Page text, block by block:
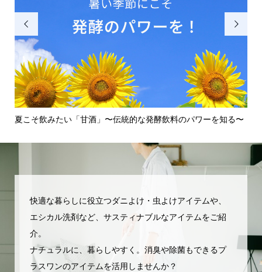

夏こそ飲みたい「甘酒」〜伝統的な発酵飲料のパワーを知る〜

快適な暮らしに役立つダニよけ・虫よけアイテムや、
エシカル洗剤など、サスティナブルなアイテムをご紹
介。
ナチュラルに、暮らしやすく。消臭や除菌もできるプ
ラスワンのアイテムを活用しませんか？